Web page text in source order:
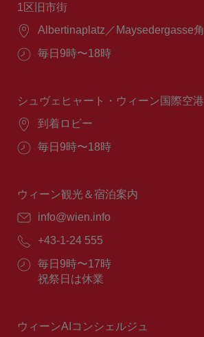
1区旧市街
場
所：
Albertinaplatz／Maysedergasse角
営
間：
毎日9時〜18時
シュヴェヒャート・ウィーン国際空港
場
所：
到着ロビー
営
間：
毎日9時〜18時
ウィーン観光＆宿泊案内
E
ー
ル：
info@wien.info
電
話
番
号：
+43-1-24 555
営
業
毎日9時〜17時
祝祭日は休業
ウィーンAIコンシェルジュ